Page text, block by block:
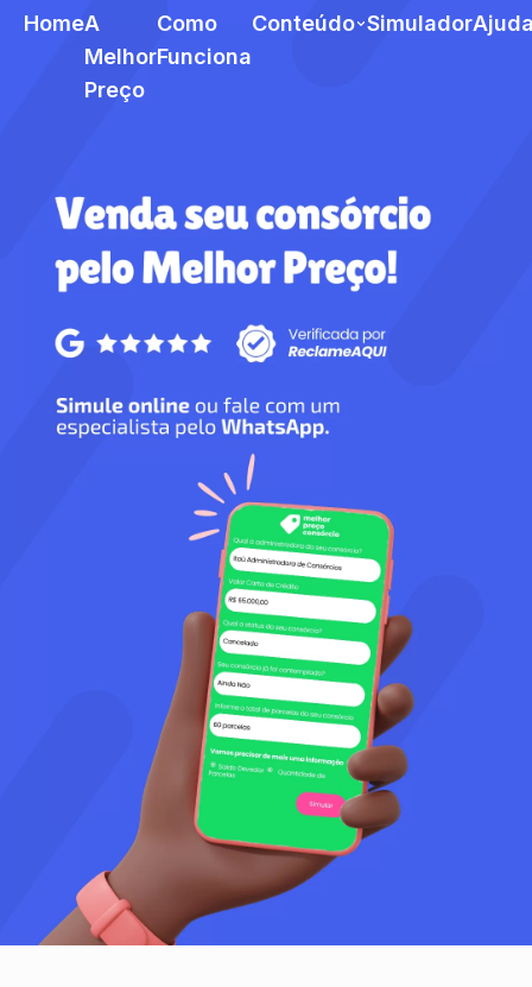
HomeA
Melhor
Preço
Como
Funciona
Conteúdo Simulador